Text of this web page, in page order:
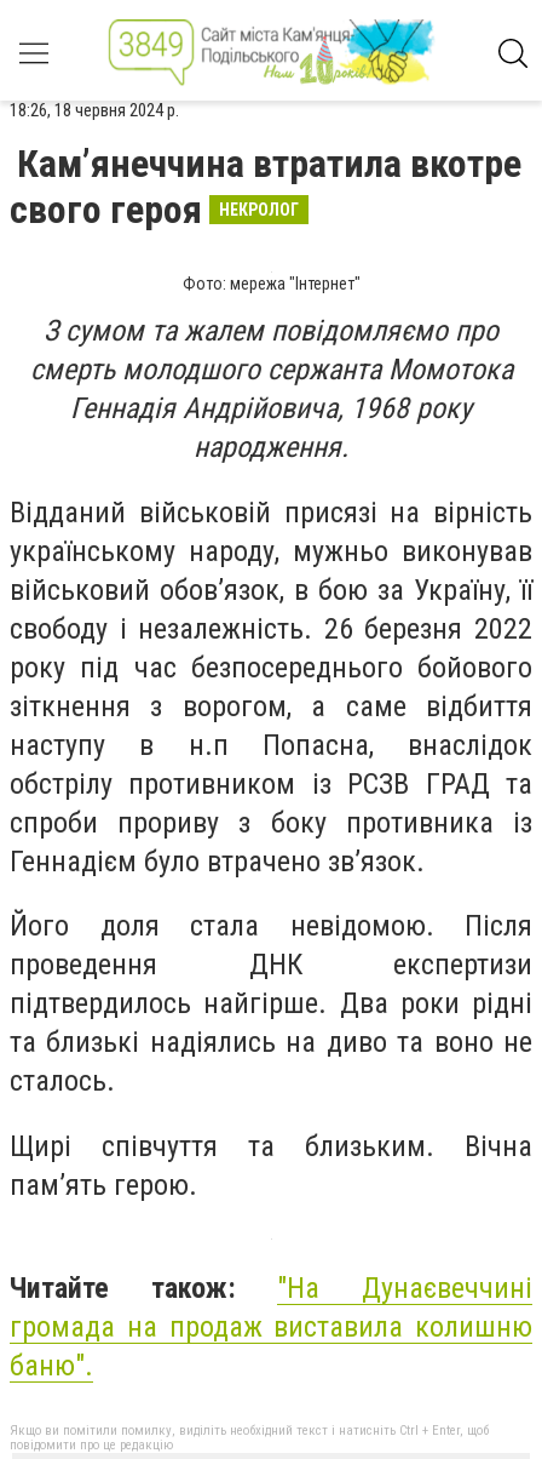
18:26, 18 червня 2024 р.
Камʼянеччина втратила вкотре
свого героя
НЕКРОЛОГ
Фото: мережа "Інтернет"
З сумом та жалем повідомляємо про
смерть молодшого сержанта Момотока
Геннадія Андрійовича, 1968 року
народження.
Відданий військовій присязі на вірність
українському народу, мужньо виконував
військовий обов’язок, в бою за Україну, її
свободу і незалежність. 26 березня 2022
року під час безпосереднього бойового
зіткнення з ворогом, а саме відбиття
наступу в н.п Попасна, внаслідок
обстрілу противником із РСЗВ ГРАД та
спроби прориву з боку противника із
Геннадієм було втрачено зв’язок.
Його доля стала невідомою. Після
проведення ДНК експертизи
підтвердилось найгірше. Два роки рідні
та близькі надіялись на диво та воно не
сталось.
Щирі співчуття та близьким. Вічна
пам’ять герою.
Читайте також: "На Дунаєвеччині
громада на продаж виставила колишню
баню".
Якщо ви помітили помилку, виділіть необхідний текст і натисніть Ctrl + Enter, щоб
повідомити про це редакцію